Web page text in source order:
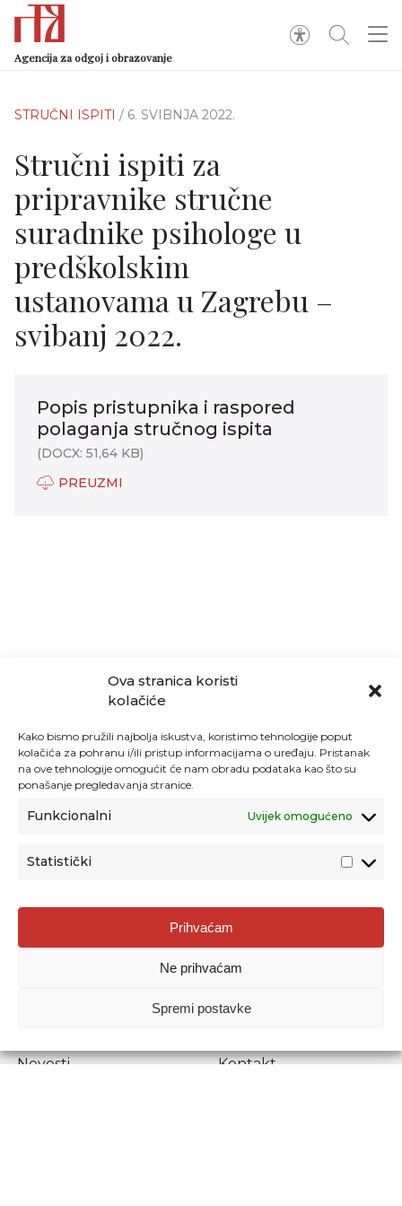
Ova stranica koristi
kolačiće
Kako bismo pružili najbolja iskustva, koristimo tehnologije poput
kolačića za pohranu i/ili pristup informacijama o uređaju. Pristanak
na ove tehnologije omogućit će nam obradu podataka kao što su
ponašanje pregledavanja stranice.
Funkcionalni Uvijek omogućeno
Statistički
Prihvaćam
Ne prihvaćam
Spremi postavke
Agencija za odgoj i obrazovanje
STRUČNI ISPITI / 6. SVIBNJA 2022.
Stručni ispiti za
pripravnike stručne
suradnike psihologe u
predškolskim
ustanovama u Zagrebu –
svibanj 2022.
Popis pristupnika i raspored
polaganja stručnog ispita
(DOCX: 51,64 KB)
PREUZMI
Agencija za odgoj i obrazovanje
Donje Svetice 38, 10000 Zagreb
1778129
Prenošenje sadržaja dopušteno je uz navođenje izvora.
Novosti
Kontakt